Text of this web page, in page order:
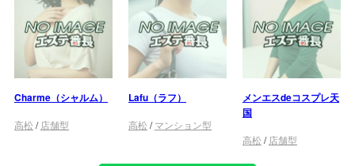
Charme（シャルム）
高松 /店舗型
Lafu（ラフ）
高松 /マンション型
メンエスdeコスプレ天
国
高松 /店舗型